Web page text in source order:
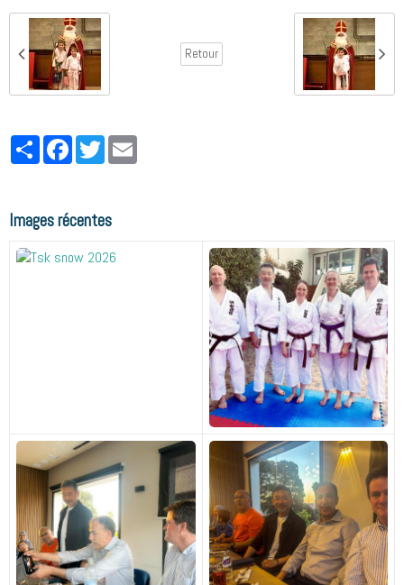
Retour
PartagerFacebookTwitter
Images récentes